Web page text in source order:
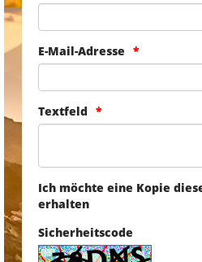
E-Mail-Adresse
Textfeld
Ich möchte eine Kopie
erhalten
Sicherheitscode